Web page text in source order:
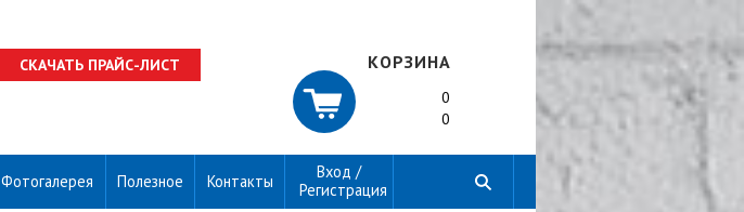
СКАЧАТЬ ПРАЙС-ЛИСТ КОРЗИНА
0
0
Фотогалерея Полезное Контакты
Вход /
Регистрация